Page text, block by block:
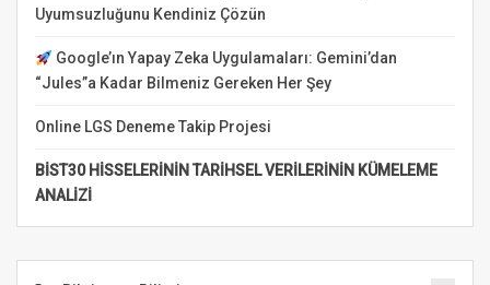
Uyumsuzluğunu Kendiniz Çözün
Google’ın Yapay Zeka Uygulamaları: Gemini’dan
“Jules”a Kadar Bilmeniz Gereken Her Şey
Online LGS Deneme Takip Projesi
BİST30 HİSSELERİNİN TARİHSEL VERİLERİNİN KÜMELEME
ANALİZİ